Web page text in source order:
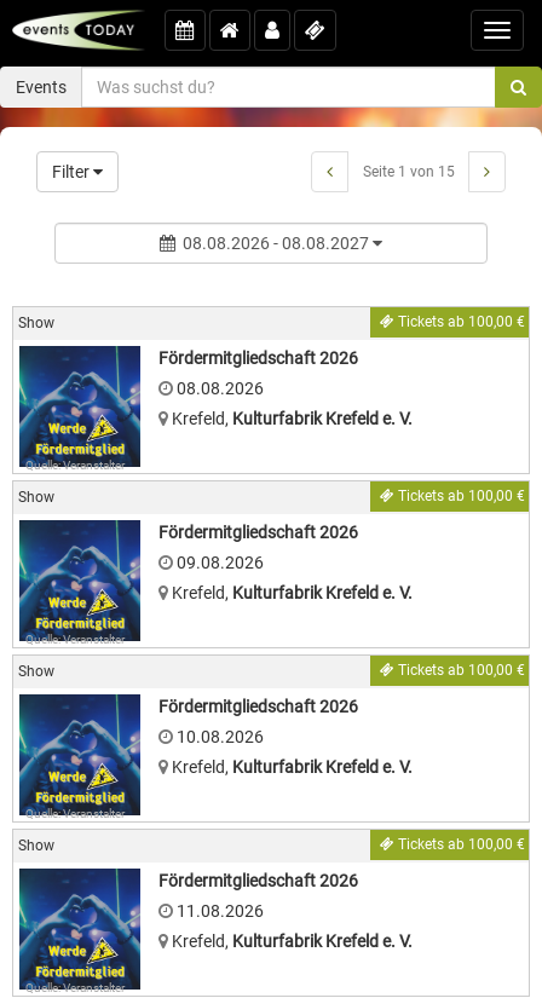
Events
Filter Seite 1 von 15
08.08.2026 - 08.08.2027
Show Tickets ab 100,00 €
Quelle: Veranstalter
Fördermitgliedschaft 2026
08.08.2026
Krefeld, Kulturfabrik Krefeld e. V.
Show Tickets ab 100,00 €
Quelle: Veranstalter
Fördermitgliedschaft 2026
09.08.2026
Krefeld, Kulturfabrik Krefeld e. V.
Show Tickets ab 100,00 €
Quelle: Veranstalter
Fördermitgliedschaft 2026
10.08.2026
Krefeld, Kulturfabrik Krefeld e. V.
Show Tickets ab 100,00 €
Quelle: Veranstalter
Fördermitgliedschaft 2026
11.08.2026
Krefeld, Kulturfabrik Krefeld e. V.